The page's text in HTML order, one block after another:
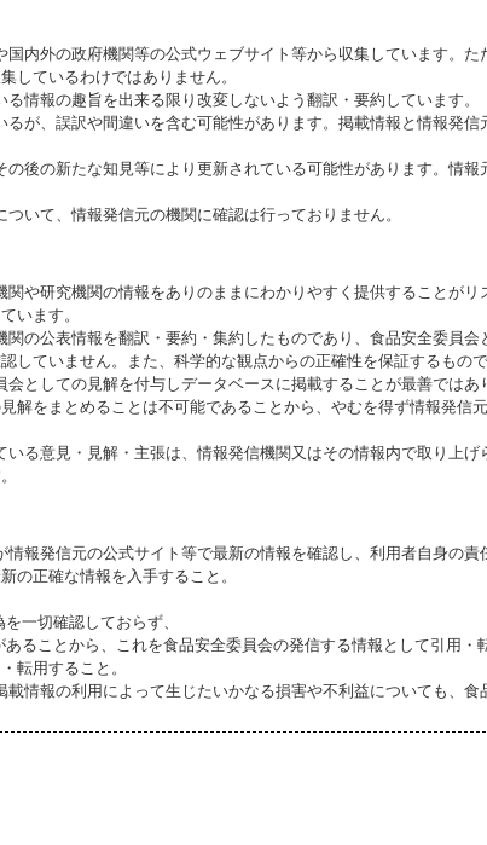
内外の政府機関等の公式ウェブサイト等から収集しています。
しているわけではありません。
情報の趣旨を出来る限り改変しないよう翻訳・要約しています。
が、誤訳や間違いを含む可能性があります。掲載情報と情報発信
後の新たな知見等により更新されている可能性があります。情報
いて、情報発信元の機関に確認は行っておりません。
や研究機関の情報をありのままにわかりやすく提供することが
います。
の公表情報を翻訳・要約・集約したものであり、食品安全委員会
していません。また、科学的な観点からの正確性を保証するもので
としての見解を付与しデータベースに掲載することが最善ではあ
解をまとめることは不可能であることから、やむを得ず情報発信
る意見・見解・主張は、情報発信機関又はその情報内で取り上げ
報発信元の公式サイト等で最新の情報を確認し、利用者自身の
の正確な情報を入手すること。
切確認しておらず、
ことから、これを食品安全委員会の発信する情報として引用・
転用すること。
情報の利用によって生じたいかなる損害や不利益についても、